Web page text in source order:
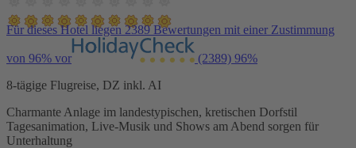
Für dieses Hotel liegen 2389 Bewertungen mit einer Zustimmung
von 96% vor (2389) 96%
8-tägige Flugreise, DZ inkl. AI
Charmante Anlage im landestypischen, kretischen Dorfstil
Tagesanimation, Live-Musik und Shows am Abend sorgen für
Unterhaltung